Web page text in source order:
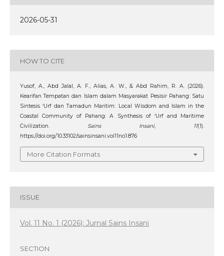
2026-05-31
HOW TO CITE
Yusof, A., Abd Jalal, A. F., Alias, A. W., & Abd Rahim, R. A. (2026).
Kearifan Tempatan dan Islam dalam Masyarakat Pesisir Pahang: Satu
Sintesis ‘Urf dan Tamadun Maritim: Local Wisdom and Islam in the
Coastal Community of Pahang: A Synthesis of ‘Urf and Maritime
Civilization. Sains Insani, 11(1).
https://doi.org/10.33102/sainsinsani.vol11no1.876
More Citation Formats
ISSUE
Vol. 11 No. 1 (2026): Jurnal Sains Insani
SECTION